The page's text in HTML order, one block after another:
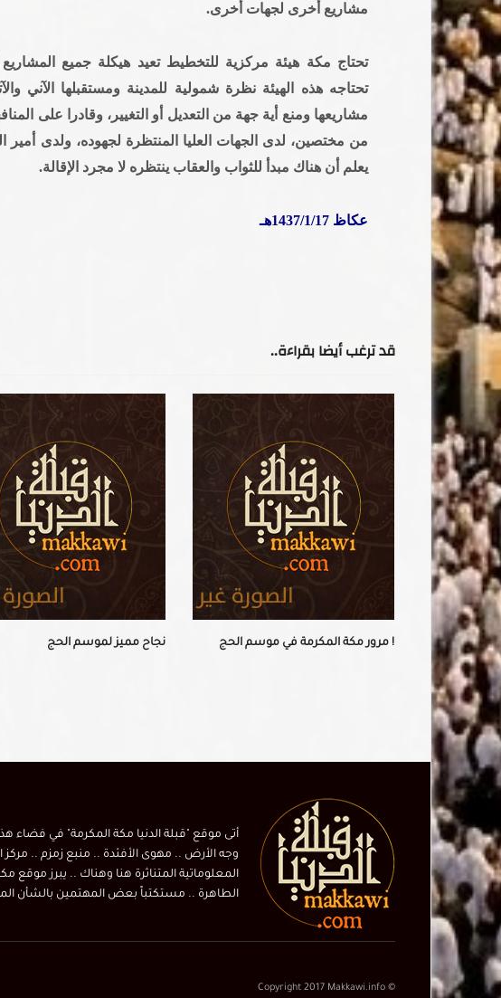
مشاريع أخرى لجهات أخرى.
تحتاج مكة هيئة مركزية للتخطيط تعيد هيكلة جميع المشاريع
تحتاجه هذه الهيئة نظرة شمولية للمدينة ومستقبلها الآني
مشاريعها ومنع أية جهة من التعديل أو التغيير، وقادرا على
من مختصين، لدى الجهات العليا المنتظرة لجهوده، ولدى أمير
يعلم أن هناك مبدأ للثواب والعقاب ينتظره لا مجرد الإقالة.
عكاظ 1437/1/17هـ
قد ترغب أيضا بقراءة..
نجاح مميز لموسم الحج مرور مكة المكرمة في موسم الحج !
أتى موقع "قبلة الدنيا مكة المكرمة" في فضاء
وجه الأرض .. مهوى الأفئدة .. منبع زمزم ..
المعلوماتية المتناثرة هنا وهناك .. يبرز موقع
الطاهرة .. مستكتباً بعض المهتمين بالشأن
© Copyright 2017 Makkawi.info